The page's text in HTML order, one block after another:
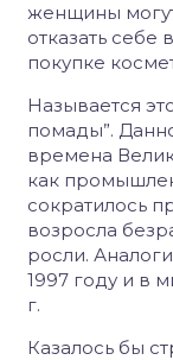
женщины
отказать себе
покупке
Называется
помады”.
времена
как
сократилось
возросла
росли.
1997 году и в
г.
Казалось бы